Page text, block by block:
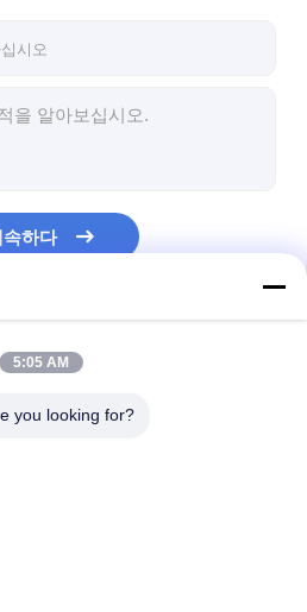
속하다
5:05 AM
you looking for?